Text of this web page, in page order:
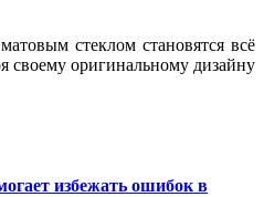
стеклом становятся всё
своему оригинальному дизайну
избежать ошибок в